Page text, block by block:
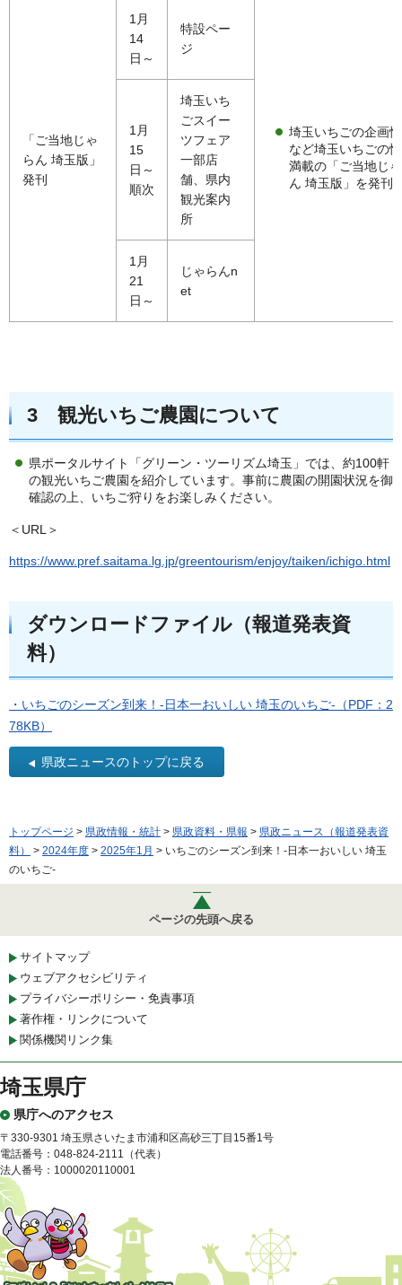
「ご当地じゃ
らん 埼玉版」
発刊
1月
14
日～
特設ペー
ジ
埼玉いちごの企画
など埼玉いちごの
満載の「ご当地じ
ん 埼玉版」を発刊
1月
15
日～
順次
埼玉いち
ごスイー
ツフェア
一部店
舗、県内
観光案内
所
1月
21
日～
じゃらんn
et
3 観光いちご農園について
県ポータルサイト「グリーン・ツーリズム埼玉」では、約100軒
の観光いちご農園を紹介しています。事前に農園の開園状況を御
確認の上、いちご狩りをお楽しみください。
＜URL＞
https://www.pref.saitama.lg.jp/greentourism/enjoy/taiken/ichigo.html
ダウンロードファイル（報道発表資
料）
・いちごのシーズン到来！-日本一おいしい 埼玉のいちご-（PDF：2
78KB）
県政ニュースのトップに戻る
トップページ > 県政情報・統計 > 県政資料・県報 > 県政ニュース（報道発表資
料）
> 2024年度 > 2025年1月 > いちごのシーズン到来！-日本一おいしい 埼玉
のいちご-
ページの先頭へ戻る
サイトマップ
ウェブアクセシビリティ
プライバシーポリシー・免責事項
著作権・リンクについて
関係機関リンク集
埼玉県庁
県庁へのアクセス
〒330-9301 埼玉県さいたま市浦和区高砂三丁目15番1号
電話番号：048-824-2111（代表）
法人番号：1000020110001